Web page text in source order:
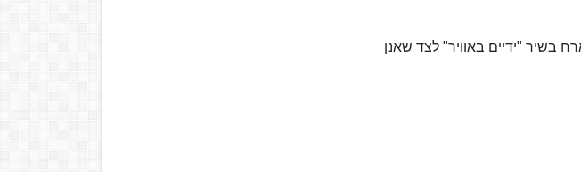
בשיר "ידיים באוויר" לצד שאנן